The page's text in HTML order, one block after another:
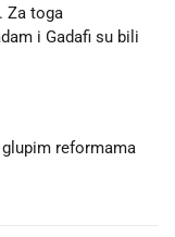
Za toga
i Gadafi su bili
reformama